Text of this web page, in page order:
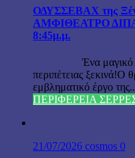
ΟΔΥΣΣΕΒΑΧ της
ΑΜΦΙΘΕΑΤΡΟ
8:45μ.μ.
Ένα μαγικό
περιπέτειας ξεκινά!Ο
εμβληματικό έργο
ΠΕΡΙΦΕΡΕΙΑ
21/07/2026 cosmos 0